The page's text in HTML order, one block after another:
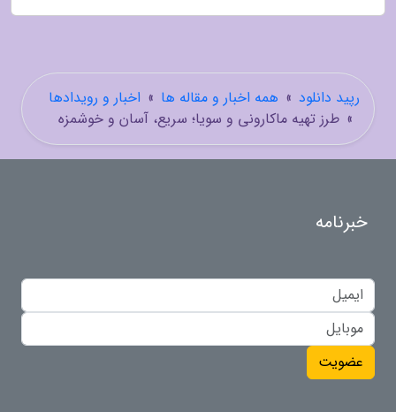
رپید دانلود » همه اخبار و مقاله ها » اخبار و رویدادها
» طرز تهیه ماکارونی و سویا؛ سریع، آسان و خوشمزه
خبرنامه
عضویت